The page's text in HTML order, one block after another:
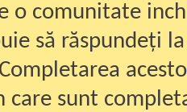
o comunitate
să răspundeți
care sunt